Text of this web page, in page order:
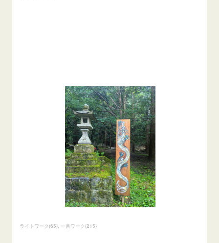
ライトワーク (65) 一斉ワーク (215)